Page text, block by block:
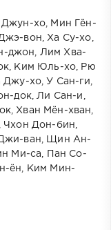
Джун-хо, Мин Гён-
вон, Ха Су-хо,
джон, Лим Хва-
Ким Юль-хо, Рю
хо, У Сан-ги,
док, Ли Сан-и,
Хван Мён-хван,
Чхон Дон-бин,
ван, Щин Ан-
Ми-са, Пан Со-
ён, Ким Мин-